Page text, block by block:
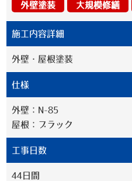
外壁塗装 大規模修繕
施工内容詳細
外壁・屋根塗装
仕様
外壁：N-85
屋根：ブラック
工事日数
44日間